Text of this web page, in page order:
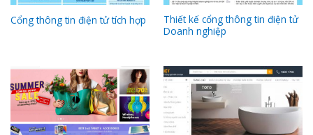
Cổng thông tin điện tử tích hợp
Thiết kế cổng thông tin điện tử
Doanh nghiệp